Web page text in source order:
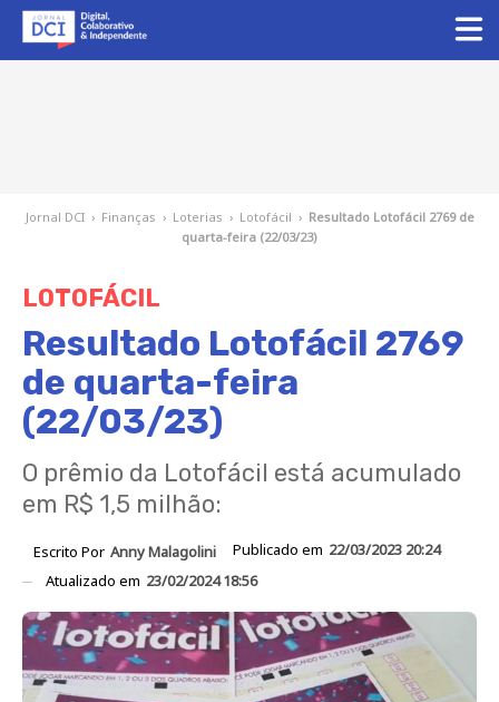
Jornal DCI › Finanças › Loterias › Lotofácil › Resultado Lotofácil 2769 de
quarta-feira (22/03/23)
LOTOFÁCIL
Resultado Lotofácil 2769
de quarta-feira
(22/03/23)
O prêmio da Lotofácil está acumulado
em R$ 1,5 milhão:
Escrito Por Anny Malagolini Publicado em 22/03/2023 20:24
Atualizado em 23/02/2024 18:56